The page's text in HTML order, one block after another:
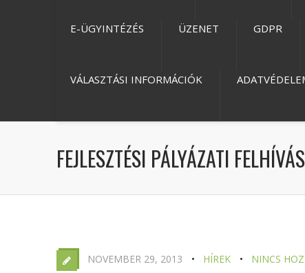
E-ÜGYINTÉZÉS ÜZENET GDPR
VÁLASZTÁSI INFORMÁCIÓK
FEJLESZTÉSI PÁLYÁZATI FELHÍVÁS
NOVEMBER 29, 2013 HÍREK NINCS